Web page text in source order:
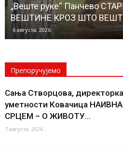
„Веште руке“ Панчево
ВЕШТИНЕ КРОЗ ШТО
6 августа, 2026
Препоручујемо
Сања Створцова, директорка
уметности Ковачица
СРЦЕМ – О ЖИВОТУ...
7 августа, 2026